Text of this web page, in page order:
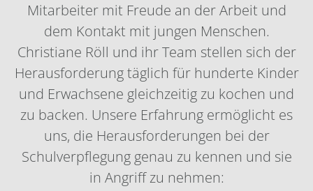
Mitarbeiter mit Freude an der Arbeit und
dem Kontakt mit jungen Menschen.
Christiane Röll und ihr Team stellen sich der
Herausforderung täglich für hunderte Kinder
und Erwachsene gleichzeitig zu kochen und
zu backen. Unsere Erfahrung ermöglicht es
uns, die Herausforderungen bei der
Schulverpflegung genau zu kennen und sie
in Angriff zu nehmen: